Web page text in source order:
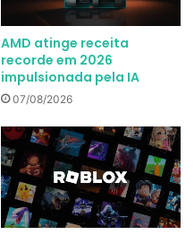
AMD atinge receita
recorde em 2026
impulsionada pela IA
07/08/2026